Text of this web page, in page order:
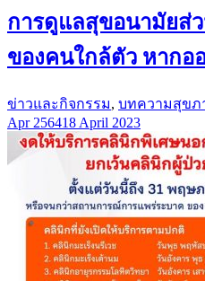
การดูแลสุขอนามัยส่
ของคนใกล้ตัว หากอ
ข่าวและกิจกรรม, บทความสุขภ
Apr 256418 April 2023